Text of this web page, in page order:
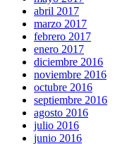
abril 2017
marzo 2017
febrero 2017
enero 2017
diciembre 2016
noviembre 2016
octubre 2016
septiembre 2016
agosto 2016
julio 2016
junio 2016